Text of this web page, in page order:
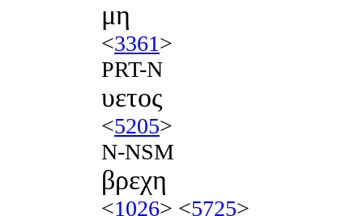
μη
<3361>
PRT-N
υετος
<5205>
N-NSM
βρεχη
<1026> <5725>